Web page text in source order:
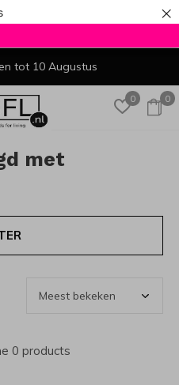
×
0 0
tot 10 Augustus
met
0 products